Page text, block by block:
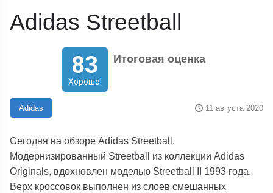
Adidas Streetball
83
Хорошо!
Итоговая оценка
Adidas 11 августа 2020
Сегодня на обзоре Adidas Streetball.
Модернизированный Streetball из коллекции Adidas
Originals, вдохновлен моделью Streetball II 1993 года.
Верх кроссовок выполнен из слоев смешанных